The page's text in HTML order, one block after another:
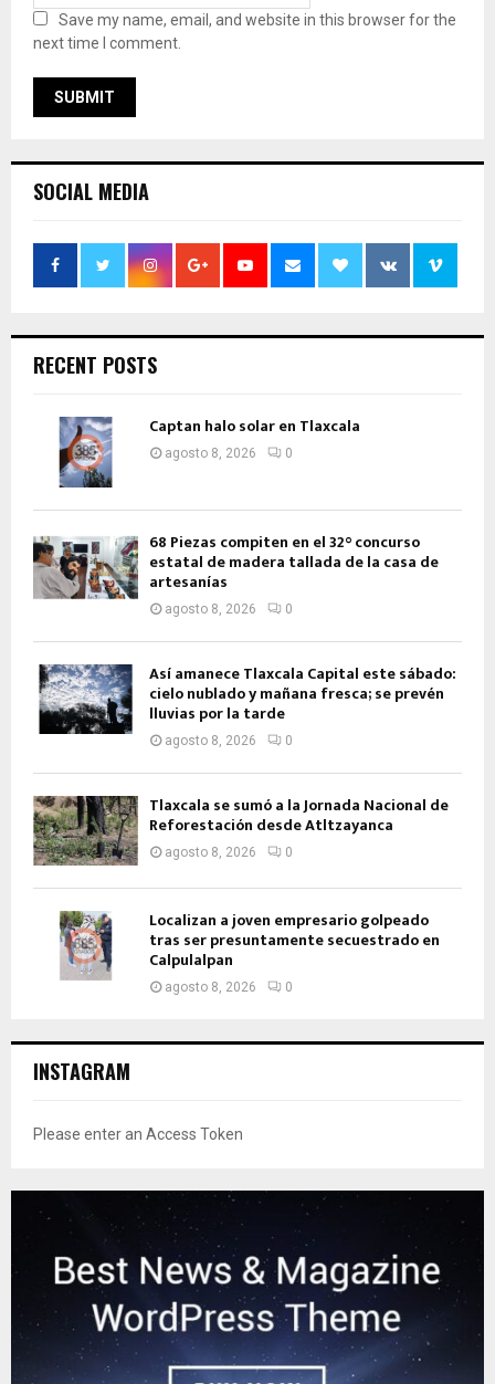
Save my name, email, and website in this browser for the
next time I comment.
SOCIAL MEDIA
RECENT POSTS
Captan halo solar en Tlaxcala
agosto 8, 2026 0
68 Piezas compiten en el 32° concurso
estatal de madera tallada de la casa de
artesanías
agosto 8, 2026 0
Así amanece Tlaxcala Capital este sábado:
cielo nublado y mañana fresca; se prevén
lluvias por la tarde
agosto 8, 2026 0
Tlaxcala se sumó a la Jornada Nacional de
Reforestación desde Atltzayanca
agosto 8, 2026 0
Localizan a joven empresario golpeado
tras ser presuntamente secuestrado en
Calpulalpan
agosto 8, 2026 0
INSTAGRAM
Please enter an Access Token